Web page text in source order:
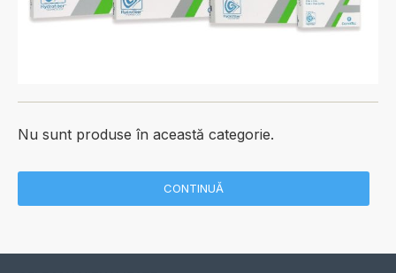
Nu sunt produse în această categorie.
CONTINUĂ